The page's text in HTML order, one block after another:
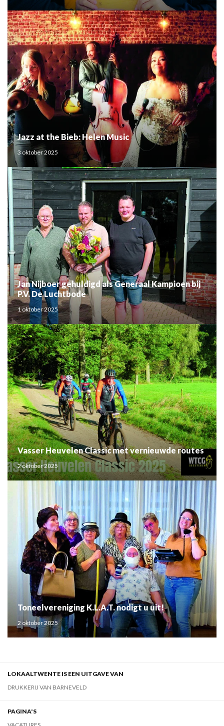
Jazz at the Bieb: Helen Music
3 oktober 2025
Jan Nijboer gehuldigd als Generaal Kampioen bij
P.V. De Luchtbode
1 oktober 2025
Vasser Heuvelen Classic met vernieuwde routes
2 oktober 2025
Toneelvereniging K.L.A.T. nodigt u uit!
2 oktober 2025
LOKAALTWENTE IS EEN UITGAVE VAN
DRUKKERIJ VAN BARNEVELD
PAGINA'S